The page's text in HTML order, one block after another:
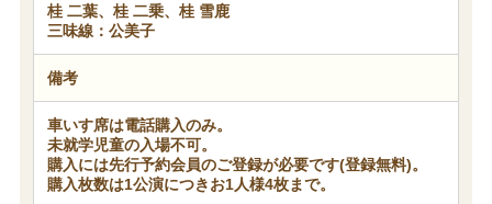
桂 二葉、桂 二乗、桂 雪鹿
三味線：公美子
備考
車いす席は電話購入のみ。
未就学児童の入場不可。
購入には先行予約会員のご登録が必要です(登録無料)。
購入枚数は1公演につきお1人様4枚まで。